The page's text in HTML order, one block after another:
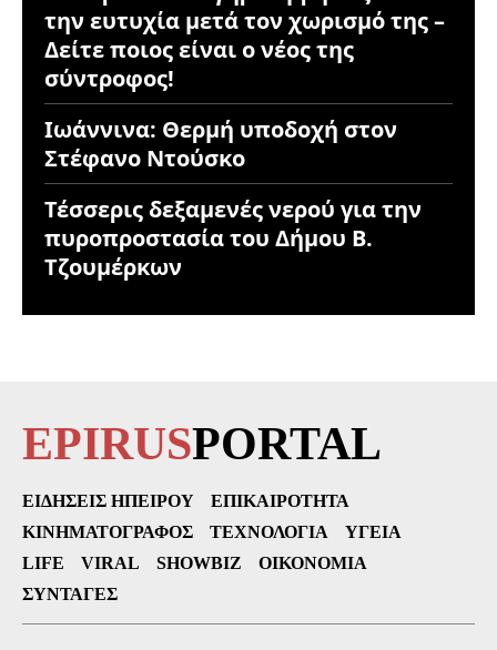
την ευτυχία μετά τον χωρισμό της –
Δείτε ποιος είναι ο νέος της
σύντροφος!
Ιωάννινα: Θερμή υποδοχή στον
Στέφανο Ντούσκο
Τέσσερις δεξαμενές νερού για την
πυροπροστασία του Δήμου Β.
Τζουμέρκων
EPIRUSPORTAL
ΕΙΔΉΣΕΙΣ ΗΠΕΊΡΟΥ
ΕΠΙΚΑΙΡΌΤΗΤΑ
ΚΙΝΗΜΑΤΟΓΡΆΦΟΣ
ΤΕΧΝΟΛΟΓΊΑ
ΥΓΕΊΑ
LIFE
VIRAL SHOWBIZ
ΟΙΚΟΝΟΜΊΑ
ΣΥΝΤΑΓΈΣ